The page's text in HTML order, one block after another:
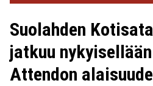
Suolahden
jatkuu
Attendon